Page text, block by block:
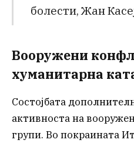
болести, Жан
Вооружени
хуманитарна
Состојбата
активноста на
групи. Во покраината